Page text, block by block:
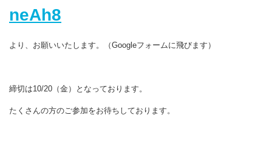
neAh8
より、お願いいたします。（Googleフォームに飛びます）
締切は10/20（金）となっております。
たくさんの方のご参加をお待ちしております。